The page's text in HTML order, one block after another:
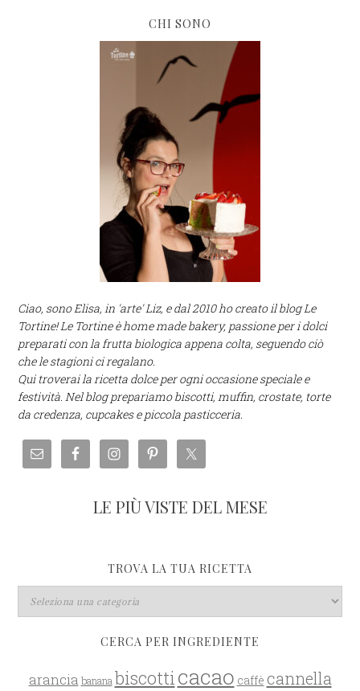
CHI SONO
Ciao, sono Elisa, in 'arte' Liz, e dal 2010 ho creato il blog Le
Tortine! Le Tortine è home made bakery, passione per i dolci
preparati con la frutta biologica appena colta, seguendo ciò
che le stagioni ci regalano.
Qui troverai la ricetta dolce per ogni occasione speciale e
festività. Nel blog prepariamo biscotti, muffin, crostate, torte
da credenza, cupcakes e piccola pasticceria.
LE PIÙ VISTE DEL MESE
TROVA LA TUA RICETTA
CERCA PER INGREDIENTE
arancia banana biscotticacao caffè cannella